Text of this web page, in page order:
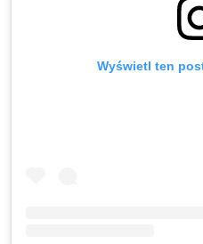
Wyświetl ten